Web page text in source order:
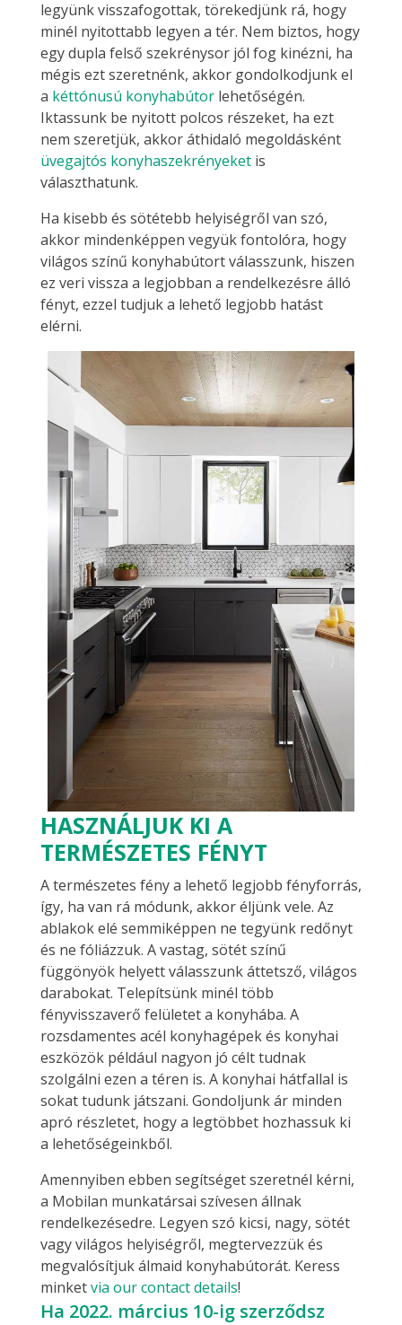
legyünk visszafogottak, törekedjünk rá, hogy
minél nyitottabb legyen a tér. Nem biztos, hogy
egy dupla felső szekrénysor jól fog kinézni, ha
mégis ezt szeretnénk, akkor gondolkodjunk el
a kéttónusú konyhabútorlehetőségén.
Iktassunk be nyitott polcos részeket, ha ezt
nem szeretjük, akkor áthidaló megoldásként
üvegajtós konyhaszekrényeketis
választhatunk.
Ha kisebb és sötétebb helyiségről van szó,
akkor mindenképpen vegyük fontolóra, hogy
világos színű konyhabútort válasszunk, hiszen
ez veri vissza a legjobban a rendelkezésre álló
fényt, ezzel tudjuk a lehető legjobb hatást
elérni.
HASZNÁLJUK KI A
TERMÉSZETES FÉNYT
A természetes fény a lehető legjobb fényforrás,
így, ha van rá módunk, akkor éljünk vele. Az
ablakok elé semmiképpen ne tegyünk redőnyt
és ne fóliázzuk. A vastag, sötét színű
függönyök helyett válasszunk áttetsző, világos
darabokat. Telepítsünk minél több
fényvisszaverő felületet a konyhába. A
rozsdamentes acél konyhagépek és konyhai
eszközök például nagyon jó célt tudnak
szolgálni ezen a téren is. A konyhai hátfallal is
sokat tudunk játszani. Gondoljunk ár minden
apró részletet, hogy a legtöbbet hozhassuk ki
a lehetőségeinkből.
Amennyiben ebben segítséget szeretnél kérni,
a Mobilan munkatársai szívesen állnak
rendelkezésedre. Legyen szó kicsi, nagy, sötét
vagy világos helyiségről, megtervezzük és
megvalósítjuk álmaid konyhabútorát. Keress
minketvia our contact details!
Ha 2022. március 10-ig szerződsz